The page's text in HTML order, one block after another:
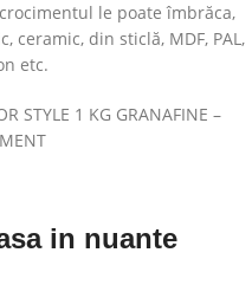
le poate îmbrăca,
ceramic, din sticlă, MDF, PAL,
etc.
STYLE 1 KG GRANAFINE –
in nuante